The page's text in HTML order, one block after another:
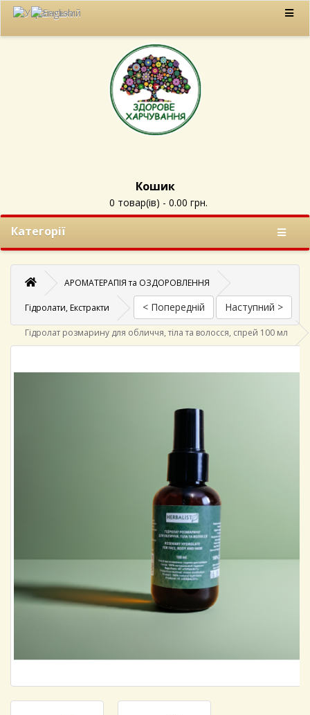
Кошик
0 товар(ів) - 0.00 грн.
Категорії
АРОМАТЕРАПІЯ та ОЗДОРОВЛЕННЯ
Гідролати, Екстракти
Гідролат розмарину для обличчя, тіла та волосся, спрей 100 мл
< Попередній Наступний >